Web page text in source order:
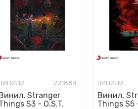
221884
Stranger
S3 - O.S.T.
ВИНИЛИ
Винил,
Things S5